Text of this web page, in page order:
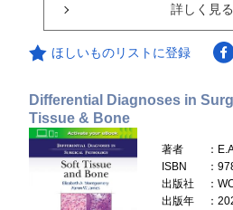
詳しく見る
ほしいものリストに登録
Differential Diagnoses in
Tissue & Bone
著者
：
ISBN
：
出版社
：
出版年
：